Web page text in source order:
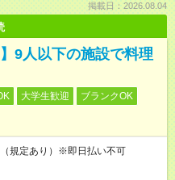
掲載日：2026.08.04
9人以下の施設で料理
大学生歓迎
ブランクOK
規定あり）※即日払い不可